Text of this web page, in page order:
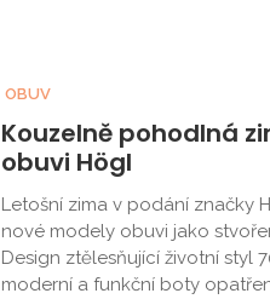
OBUV
Kouzelně pohodlná
obuvi Högl
Letošní zima v podání značky
nové modely obuvi jako
Design ztělesňující životní styl
moderní a funkční boty